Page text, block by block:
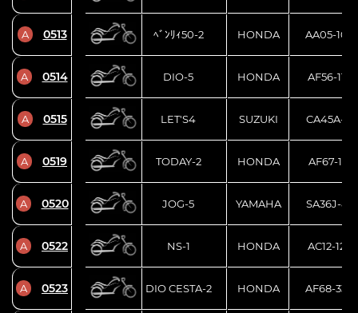
A 0513 ﾍﾞﾝﾘｨ50-2 HONDA AA05-
A 0514 DIO-5 HONDA AF56-1105
A 0515 LET'S4 SUZUKI CA45A-
A 0519 TODAY-2 HONDA AF67-1138
A 0520 JOG-5 YAMAHA SA36J-
A 0522 NS-1 HONDA AC12-1208
A 0523 DIO CESTA-2 HONDA AF68-